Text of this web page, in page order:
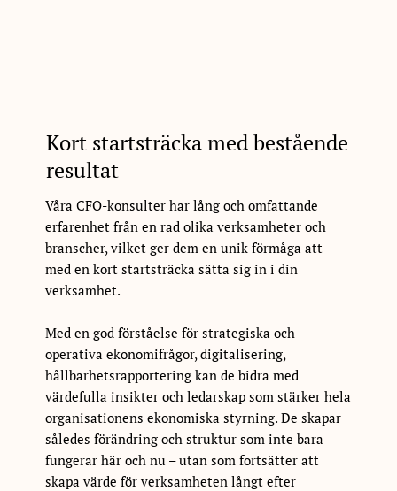
Kort startsträcka med bestående
resultat
Våra CFO-konsulter har lång och omfattande
erfarenhet från en rad olika verksamheter och
branscher, vilket ger dem en unik förmåga att
med en kort startsträcka sätta sig in i din
verksamhet.
Med en god förståelse för strategiska och
operativa ekonomifrågor, digitalisering,
hållbarhetsrapportering kan de bidra med
värdefulla insikter och ledarskap som stärker hela
organisationens ekonomiska styrning. De skapar
således förändring och struktur som inte bara
fungerar här och nu – utan som fortsätter att
skapa värde för verksamheten långt efter